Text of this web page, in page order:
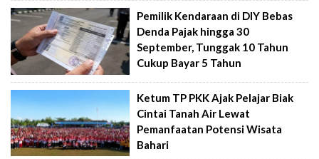
Pemilik Kendaraan di DIY Bebas
Denda Pajak hingga 30
September, Tunggak 10 Tahun
Cukup Bayar 5 Tahun
Ketum TP PKK Ajak Pelajar Biak
Cintai Tanah Air Lewat
Pemanfaatan Potensi Wisata
Bahari